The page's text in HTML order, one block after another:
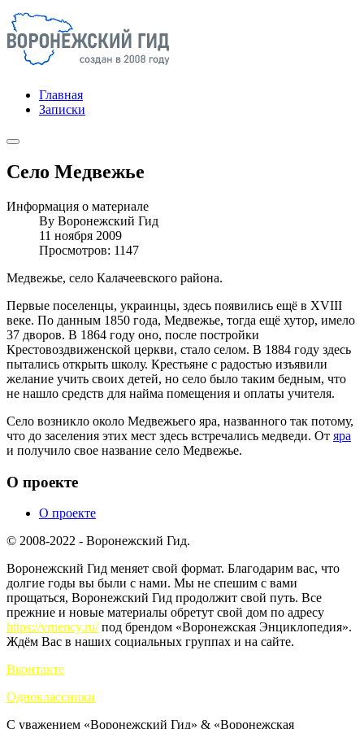
Главная
Записки
Село Медвежье
Информация о материале
By Воронежский Гид
11 ноября 2009
Просмотров: 1147
Медвежье, село Калачеевского района.
Первые поселенцы, украинцы, здесь появились ещё в XVIII
веке. По данным 1850 года, Медвежье, тогда ещё хутор, имело
37 дворов. В 1864 году оно, после постройки
Крестовоздвиженской церкви, стало селом. В 1884 году здесь
пытались открыть школу. Крестьяне с радостью изъявили
желание учить своих детей, но село было таким бедным, что
не нашло средств для найма помещения и оплаты учителя.
Село возникло около Медвежьего яра, названного так потому,
что до заселения этих мест здесь встречались медведи. От яра
и получило свое название село Медвежье.
О проекте
О проекте
© 2008-2022 - Воронежский Гид.
Воронежский Гид меняет свой формат. Благодарим вас, что
долгие годы вы были с нами. Мы не спешим с вами
прощаться, Воронежский Гид продолжит свой путь. Все
прежние и новые материалы обретут свой дом по адресу
https://vrnency.ru/под брендом «Воронежская Энциклопедия».
Ждём Вас в наших социальных группах и на сайте.
Вконтакте
Одноклассники
С уважением «Воронежский Гид» & «Воронежская